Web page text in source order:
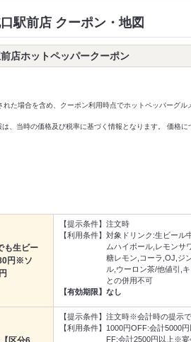
駅前店 クーポン・地図
店ホットペッパークーポン
た場合を含め、クーポン利用時点でホットペッパーグル
、当時の価格及び税率に基づく情報となります。 価格に
も生ビー
円※ソ
【提示条件】 注文時
【利用条件】 対象ドリンク:生ビール
ムハイボール,レモンサ
糖レモン,コーラ,OJ,ジ
ル,ウーロン茶/他値引,
との併用不可
【有効期限】 なし
【提示条件】 注文時※会計時の提示
【利用条件】
1000円OFF:会計5000
FF:会計2500円以上※宴